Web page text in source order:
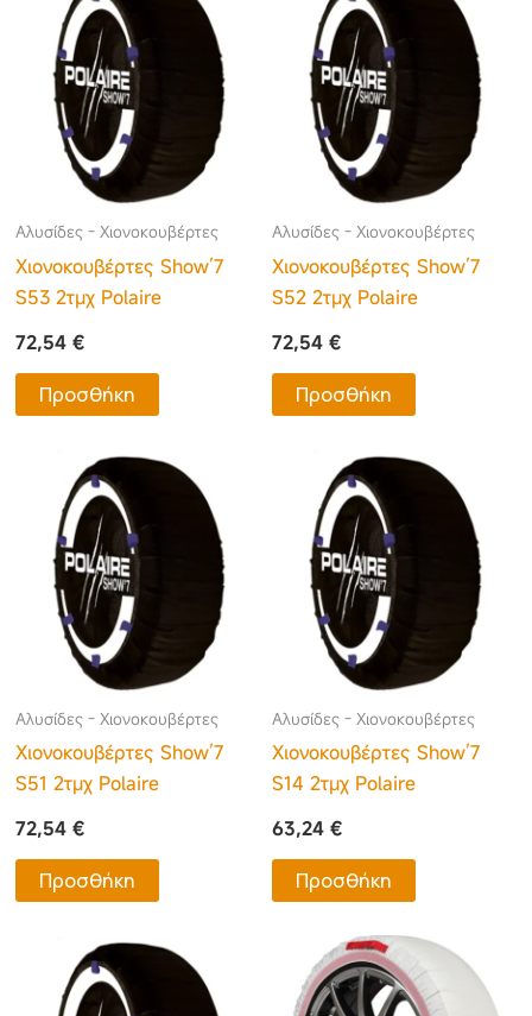
Αλυσίδες - Χιονοκουβέρτες
Χιονοκουβέρτες Show’7
S53 2τμχ Polaire
72,54€
Προσθήκη
Αλυσίδες - Χιονοκουβέρτες
Χιονοκουβέρτες Show’7
S52 2τμχ Polaire
72,54 €
Προσθήκη
Αλυσίδες - Χιονοκουβέρτες
Χιονοκουβέρτες Show’7
S51 2τμχ Polaire
72,54€
Προσθήκη
Αλυσίδες - Χιονοκουβέρτες
Χιονοκουβέρτες Show’7
S14 2τμχ Polaire
63,24 €
Προσθήκη